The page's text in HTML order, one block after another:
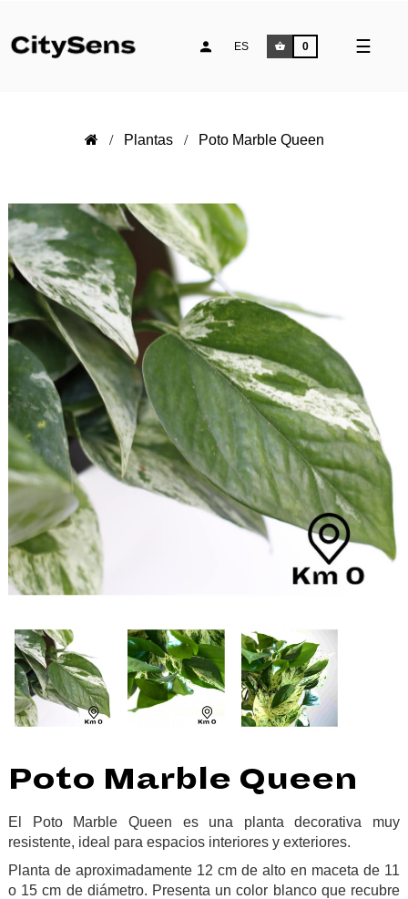
☰
ES 0
Plantas Poto Marble Queen
Poto Marble Queen
El Poto Marble Queen es una planta decorativa muy
resistente, ideal para espacios interiores y exteriores.
Planta de aproximadamente 12 cm de alto en maceta de 11
o 15 cm de diámetro. Presenta un color blanco que recubre